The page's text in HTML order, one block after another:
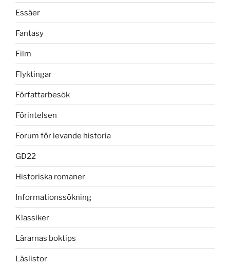
Essäer
Fantasy
Film
Flyktingar
Författarbesök
Förintelsen
Forum för levande historia
GD22
Historiska romaner
Informationssökning
Klassiker
Lärarnas boktips
Läslistor